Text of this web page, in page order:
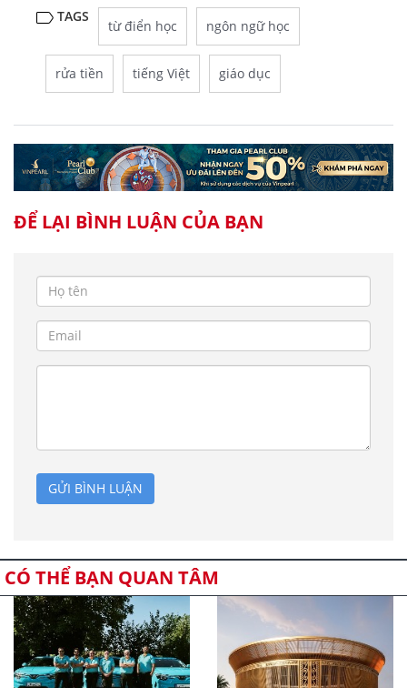
TAGS
từ điển học ngôn ngữ học
rửa tiền tiếng Việt giáo dục
ĐỂ LẠI BÌNH LUẬN CỦA BẠN
GỬI BÌNH LUẬN
CÓ THỂ BẠN QUAN TÂM